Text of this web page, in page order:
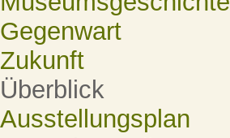
Gegenwart
Zukunft
Überblick
Ausstellungsplan